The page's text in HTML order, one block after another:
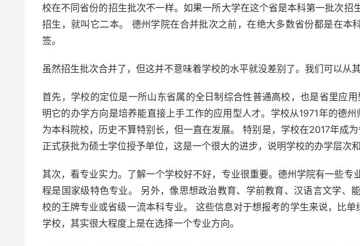
校在不同省份的招生批次不一样。如果一所大学在这个省是本科第一批次招
招生，就叫它二本。 德州学院在合并批次之前，在绝大多数省份都是在本
签。
虽然招生批次合并了，但这并不意味着学校的水平就没差别了。我们可以从
首先，学校的定位是一所山东省属的全日制综合性普通高校，也是省里应
明它的办学方向是培养能直接上手工作的应用型人才。学校从1971年的德
为本科院校，历史不算特别长，但一直在发展。 特别是，学校在2017年成
正式获批为硕士学位授予单位，这是一个很大的进步，说明学校的办学层次
其次，看专业实力。了解一个学校好不好，专业很重要。德州学院有一些专
程是国家级特色专业。 另外，像思想政治教育、学前教育、汉语言文学、
校的王牌专业或省级一流本科专业。 这些信息对于想报考的学生来说，比单
学校，其实很大程度上是在选择一个专业方向。